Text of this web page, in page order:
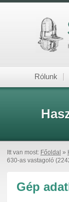
Rólunk
Itt van most: Főoldal »
630-as vastagoló
Gép